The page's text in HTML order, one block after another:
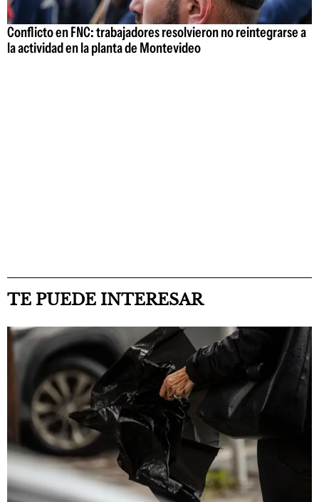
Conflicto en FNC: trabajadores resolvieron no reintegrarse a
la actividad en la planta de Montevideo
TE PUEDE INTERESAR